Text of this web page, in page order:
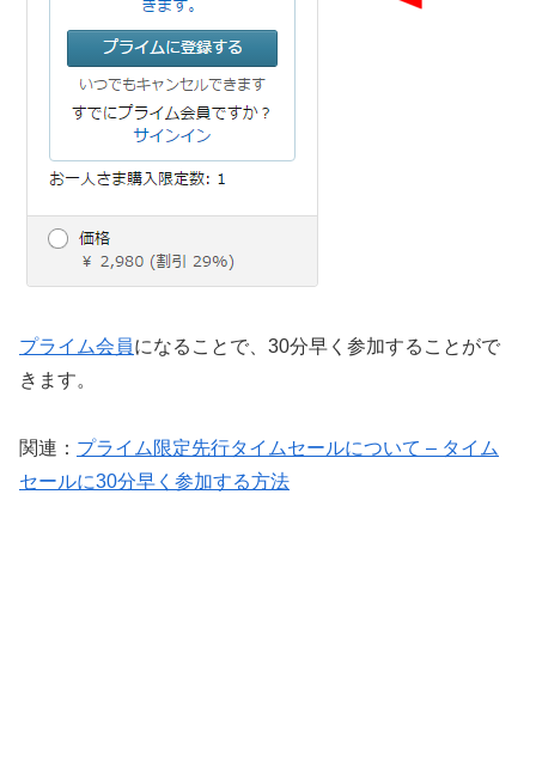
プライム会員になることで、30分早く参加することがで
きます。
関連： プライム限定先行タイムセールについて – タイム
セールに30分早く参加する方法